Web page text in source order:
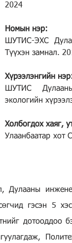
2024
Номын нэр:
ШУТИС-ЭХС
Түүхэн замнал.
Хүрээлэнгийн
ШУТИС
экологийн
Холбогдох хаяг,
Улаанбаатар хот
Дулааны
гэсэн 5
дотооддоо